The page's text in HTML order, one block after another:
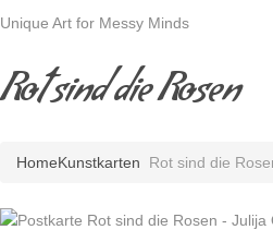
Unique Art for Messy Minds
Rot sind die Rosen
HomeKunstkarten Rot sind die